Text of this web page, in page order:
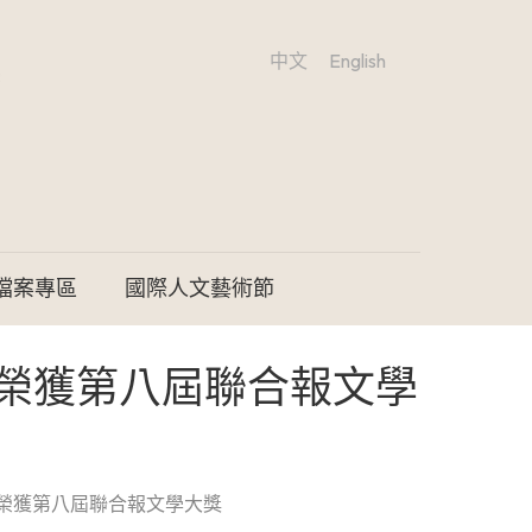
案專區 國際人文藝術節
中文 English
獲第八屆聯合報文學
獲第八屆聯合報文學大獎